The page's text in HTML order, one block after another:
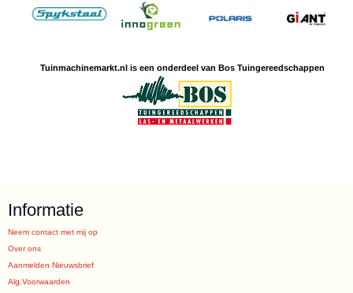
Tuinmachinemarkt.nl is een onderdeel van Bos Tuingereedschappen
Informatie
Neem contact met mij op
Over ons
Aanmelden Nieuwsbrief
Alg.Voorwaarden